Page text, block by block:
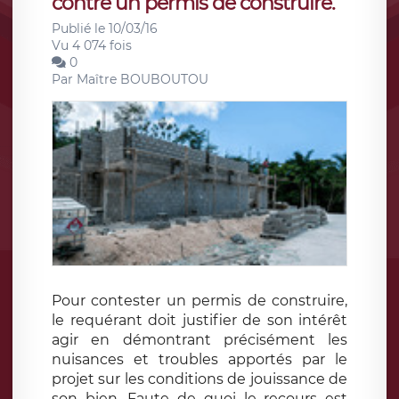
Publié le 10/03/16
Vu 4 074 fois
0
Par Maître BOUBOUTOU
Pour contester un permis de construire,
le requérant doit justifier de son intérêt
agir en démontrant précisément les
nuisances et troubles apportés par le
projet sur les conditions de jouissance de